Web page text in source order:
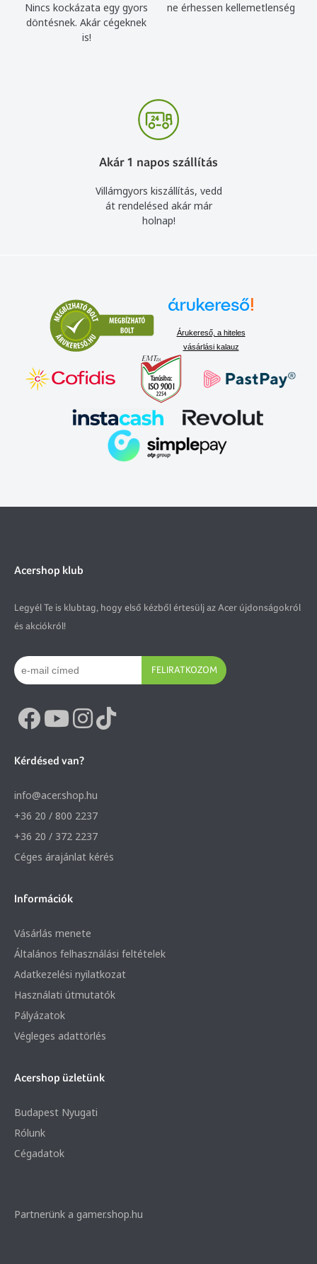
Nincs kockázata egy gyors
döntésnek. Akár cégeknek
is!
ne érhessen kellemetlenség
Akár 1 napos szállítás
Villámgyors kiszállítás, vedd
át rendelésed akár már
holnap!
Árukereső, a hiteles
vásárlási kalauz
Acershop klub
Legyél Te is klubtag, hogy első kézből értesülj az Acer újdonságokról
és akciókról!
FELIRATKOZOM
Kérdésed van?
info@acer.shop.hu
+36 20 / 800 2237
+36 20 / 372 2237
Céges árajánlat kérés
Információk
Vásárlás menete
Általános felhasználási feltételek
Adatkezelési nyilatkozat
Használati útmutatók
Pályázatok
Végleges adattörlés
Acershop üzletünk
Budapest Nyugati
Rólunk
Cégadatok
Partnerünk a gamer.shop.hu